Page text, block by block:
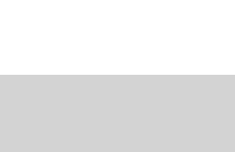
de tela